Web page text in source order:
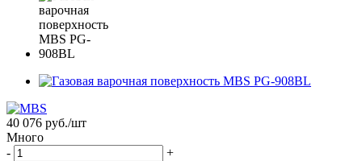
40 076 руб./шт
Много
-
+